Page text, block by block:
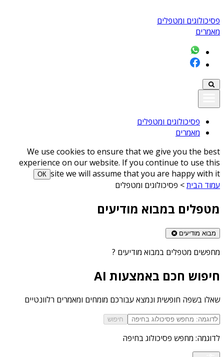
פסיכולוגים ומטפלים
מאמרים
פסיכולוגים ומטפלים
מאמרים
We use cookies to ensure that we give you the best
experience on our website. If you continue to use this
site we will assume that you are happy with it
ОК
עמוד הבית> פסיכולוגים ומטפלים
מטפלים במבוא מודיעים
מבוא מודיעים
מחפשים מטפלים במבוא מודיעים ?
חיפוש חכם באמצעות AI
שאלו בשפה חופשית ונמצא עבורכם מומחים ומאמרים רלוונטיים
חיפוש
לדוגמה: מחפש פסיכולוג בחיפה